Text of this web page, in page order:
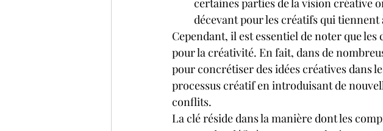
certaines parties de la vision créative
décevant pour les créatifs qui tiennent
Cependant, il est essentiel de noter que
pour la créativité. En fait, dans de
pour concrétiser des idées créatives dans
processus créatif en introduisant de
conflits.
La clé réside dans la manière dont les